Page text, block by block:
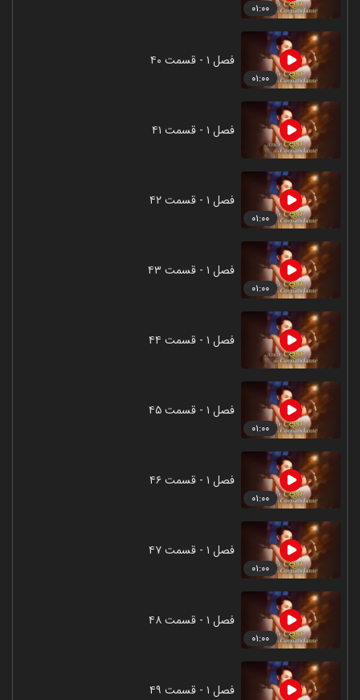
۰۱:۰۰
۰۱:۰۰
فصل ۱ - قسمت ۴۰
فصل ۱ - قسمت ۴۱
۰۱:۰۰
فصل ۱ - قسمت ۴۲
۰۱:۰۰
فصل ۱ - قسمت ۴۳
فصل ۱ - قسمت ۴۴
۰۱:۰۰
فصل ۱ - قسمت ۴۵
۰۱:۰۰
فصل ۱ - قسمت ۴۶
۰۱:۰۰
فصل ۱ - قسمت ۴۷
۰۱:۰۰
فصل ۱ - قسمت ۴۸
فصل ۱ - قسمت ۴۹